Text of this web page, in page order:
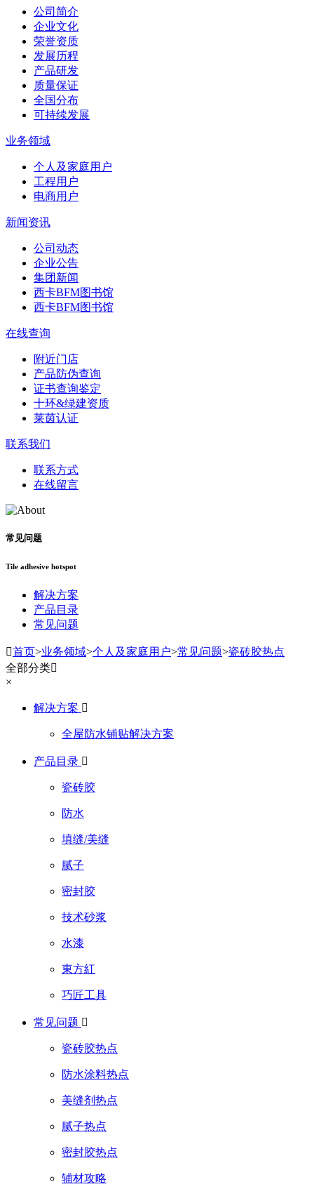
公司简介
企业文化
荣誉资质
发展历程
产品研发
质量保证
全国分布
可持续发展
业务领域
个人及家庭用户
工程用户
电商用户
新闻资讯
公司动态
企业公告
集团新闻
西卡BFM图书馆
西卡BFM图书馆
在线查询
附近门店
产品防伪查询
证书查询鉴定
十环&绿建资质
莱茵认证
联系我们
联系方式
在线留言
常见问题
Tile adhesive hotspot
解决方案
产品目录
常见问题
首页>业务领域>个人及家庭用户>常见问题>瓷砖胶热点
全部分类
×
解决方案 
全屋防水铺贴解决方案
产品目录 
瓷砖胶
防水
填缝/美缝
腻子
密封胶
技术砂浆
水漆
東方紅
巧匠工具
常见问题 
瓷砖胶热点
防水涂料热点
美缝剂热点
腻子热点
密封胶热点
辅材攻略